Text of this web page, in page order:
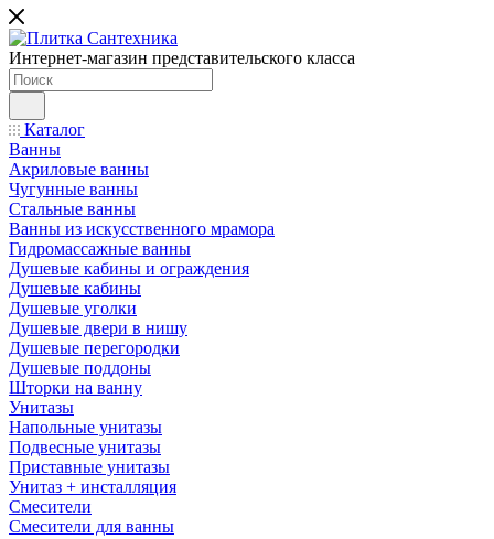
Интернет-магазин представительского класса
Каталог
Ванны
Акриловые ванны
Чугунные ванны
Стальные ванны
Ванны из искусственного мрамора
Гидромассажные ванны
Душевые кабины и ограждения
Душевые кабины
Душевые уголки
Душевые двери в нишу
Душевые перегородки
Душевые поддоны
Шторки на ванну
Унитазы
Напольные унитазы
Подвесные унитазы
Приставные унитазы
Унитаз + инсталляция
Смесители
Смесители для ванны